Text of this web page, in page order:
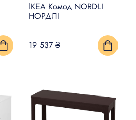
ІКЕА Комод NORDLI
НОРДЛІ
19 537 ₴